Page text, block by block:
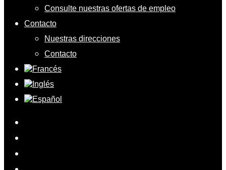
Consulte nuestras ofertas de empleo
Contacto
Nuestras direcciones
Contacto